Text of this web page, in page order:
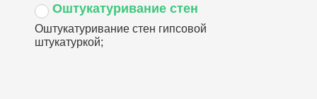
Оштукатуривание стен
Оштукатуривание стен гипсовой
штукатуркой;